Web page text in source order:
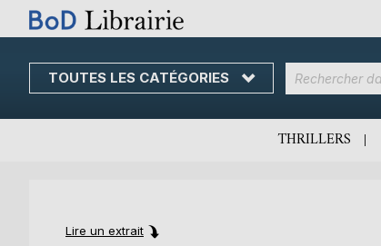
TOUTES LES CATÉGORIES
Skip
Content
THRILLERS
Lire un extrait